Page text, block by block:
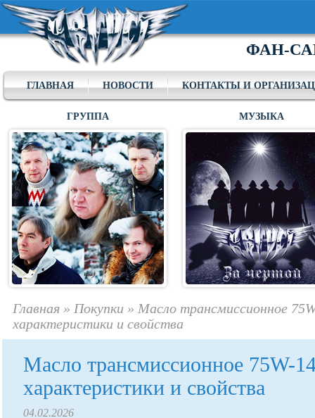
ФАН-
ГЛАВНАЯ НОВОСТИ КОНТАКТЫ И
ГРУППА МУЗЫКА
Главная » Покупки » Масло трансмиссионное
характеристики и свойства
Масло трансмиссионное 75W-
характеристики и свойства
04.02.2026